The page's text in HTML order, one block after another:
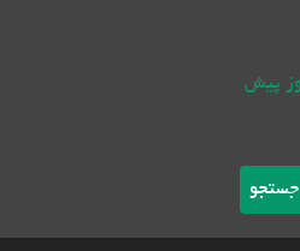
جستجو